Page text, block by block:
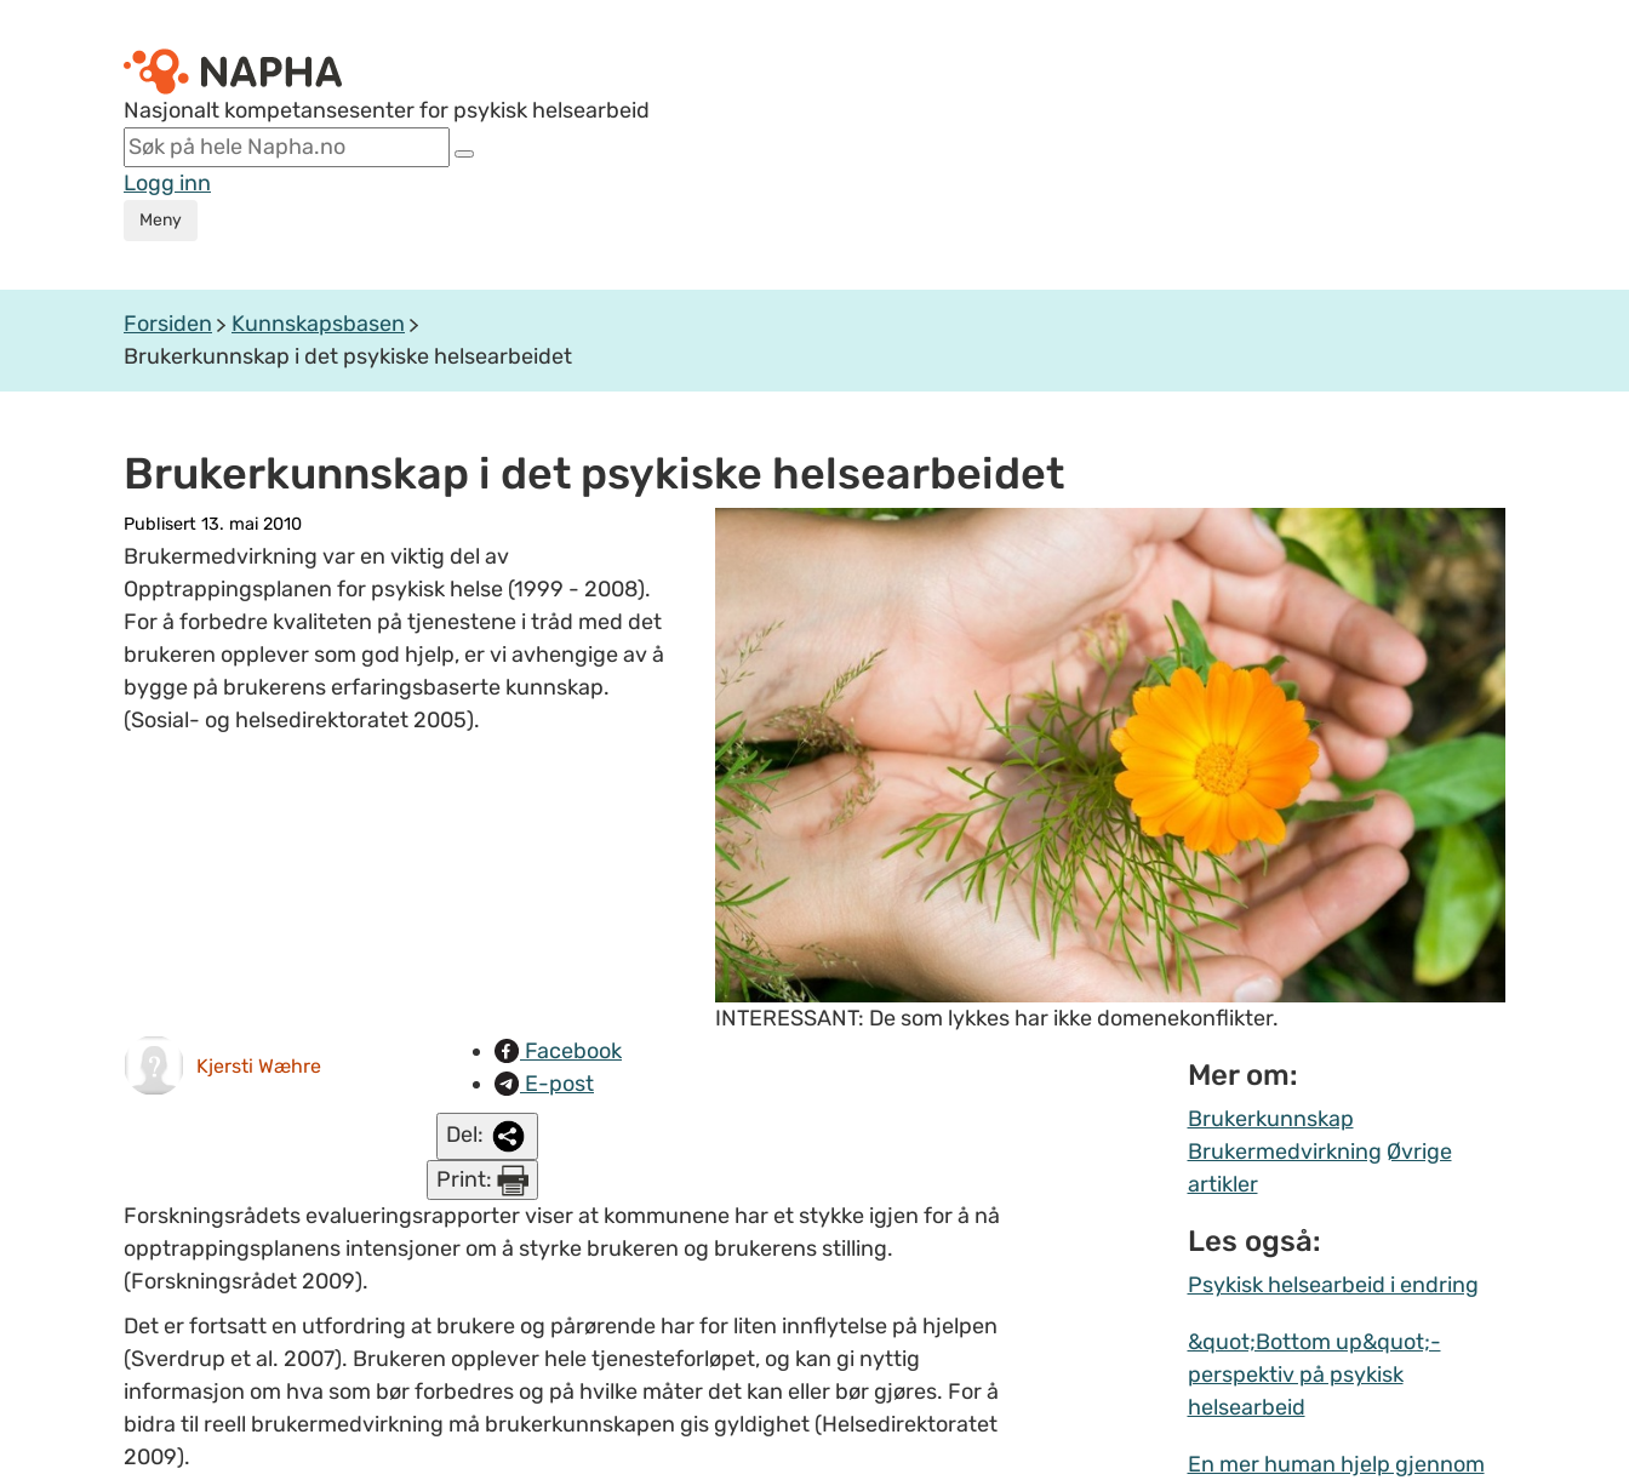
Nasjonalt kompetansesenter for psykisk helsearbeid
Logg inn
Meny
Forsiden
Kunnskapsbasen
Brukerkunnskap i det psykiske helsearbeidet
Brukerkunnskap i det psykiske helsearbeidet
Publisert 13. mai 2010
Brukermedvirkning var en viktig del av
Opptrappingsplanen for psykisk helse (1999 - 2008).
For å forbedre kvaliteten på tjenestene i tråd med det
brukeren opplever som god hjelp, er vi avhengige av å
bygge på brukerens erfaringsbaserte kunnskap.
(Sosial- og helsedirektoratet 2005).
INTERESSANT: De som lykkes har ikke domenekonflikter.
Kjersti Wæhre
Facebook
E-post
Del:
Print:
Forskningsrådets evaluerings­rapporter viser at kommunene har et stykke igjen for å nå
opptrappingsplanens intensjoner om å styrke brukeren og brukerens stilling.
(Forskningsrådet 2009).
Det er fortsatt en utfordring at brukere og pårørende har for liten innflytelse på hjelpen
(Sverdrup et al. 2007). Brukeren opplever hele tjenesteforløpet, og kan gi nyttig
informasjon om hva som bør forbedres og på hvilke måter det kan eller bør gjøres. For å
bidra til reell brukermedvirkning må brukerkunnskapen gis gyldighet (Helsedirektoratet
2009).
Mer om:
Brukerkunnskap
Brukermedvirkning Øvrige
artikler
Les også:
Psykisk helsearbeid i endring
&quot;Bottom up&quot;-
perspektiv på psykisk
helsearbeid
En mer human hjelp gjennom